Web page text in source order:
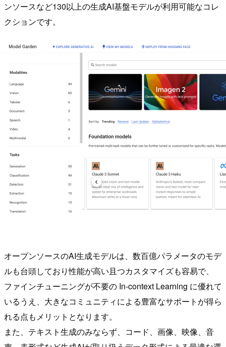
ンソースなど130以上の生成AI基盤モデルが利用可能なコレ
クションです。
オープンソースのAI生成モデルは、数百億パラメータのモデ
ルも台頭しており性能が高い且つカスタマイズも容易で、
ファインチューニングが不要の In-context Learning に優れて
いるうえ、大きなコミュニティによる豊富なサポートが得ら
れる点もメリットとなります。
また、テキスト生成のみならず、コード、画像、映像、音